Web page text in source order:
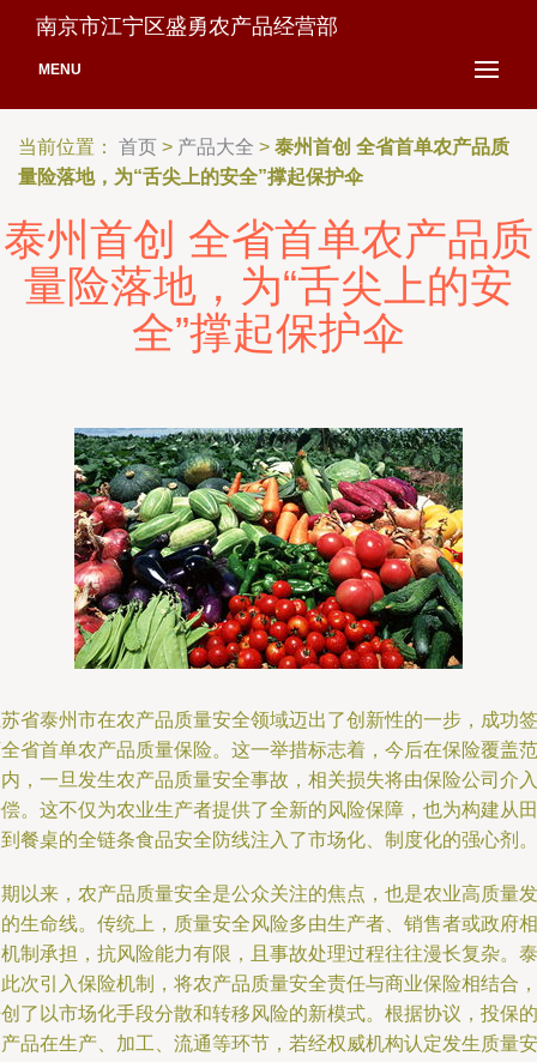
南京市江宁区盛勇农产品经营部
MENU
当前位置： 首页 > 产品大全 > 泰州首创 全省首单农产品质
量险落地，为“舌尖上的安全”撑起保护伞
泰州首创 全省首单农产品质
量险落地，为“舌尖上的安
全”撑起保护伞
省泰州市在农产品质量安全领域迈出了创新性的一步，成功签
省首单农产品质量保险。这一举措标志着，今后在保险覆盖范
，一旦发生农产品质量安全事故，相关损失将由保险公司介入
。这不仅为农业生产者提供了全新的风险保障，也为构建从田
餐桌的全链条食品安全防线注入了市场化、制度化的强心剂。
以来，农产品质量安全是公众关注的焦点，也是农业高质量发
生命线。传统上，质量安全风险多由生产者、销售者或政府相
制承担，抗风险能力有限，且事故处理过程往往漫长复杂。泰
次引入保险机制，将农产品质量安全责任与商业保险相结合，
了以市场化手段分散和转移风险的新模式。根据协议，投保的
品在生产、加工、流通等环节，若经权威机构认定发生质量安